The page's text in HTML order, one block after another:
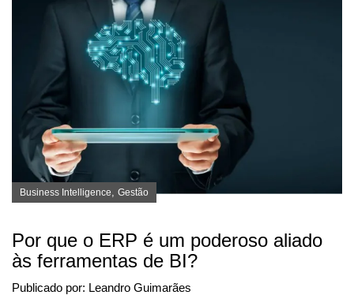
Business Intelligence, Gestão
Por que o ERP é um poderoso aliado
às ferramentas de BI?
Publicado por: Leandro Guimarães